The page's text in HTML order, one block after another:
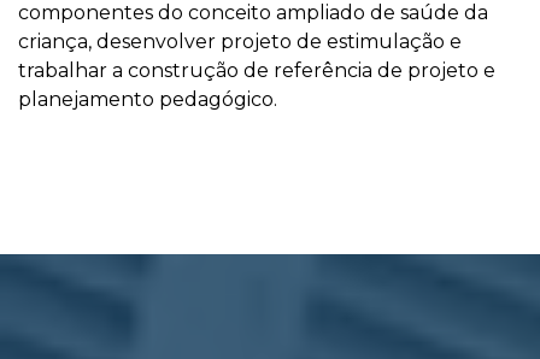
componentes do conceito ampliado de saúde da
criança, desenvolver projeto de estimulação e
trabalhar a construção de referência de projeto e
planejamento pedagógico.